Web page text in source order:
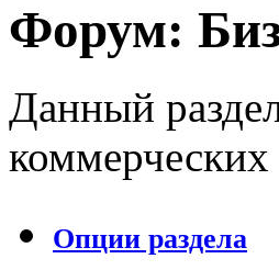
Форум:
Данный
Опции раздела